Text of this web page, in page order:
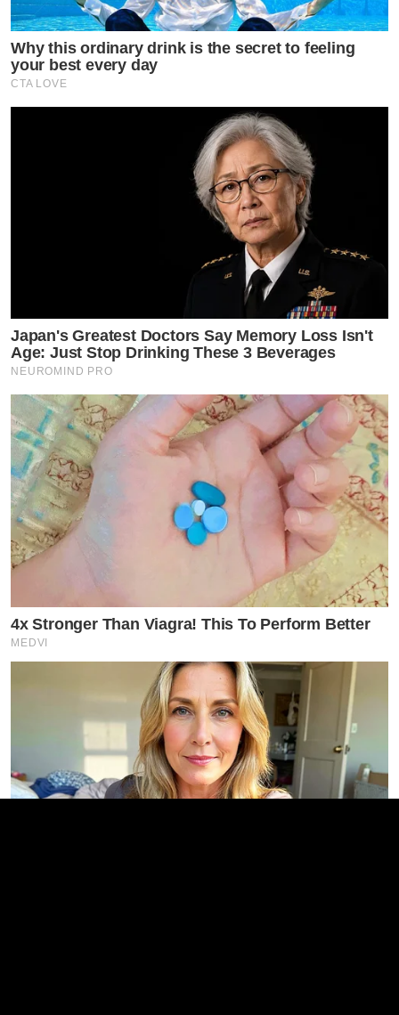
Why this ordinary drink is the secret to feeling
your best every day
CTA LOVE
Japan's Greatest Doctors Say Memory Loss Isn't
Age: Just Stop Drinking These 3 Beverages
NEUROMIND PRO
4x Stronger Than Viagra! This To Perform Better
MEDVI